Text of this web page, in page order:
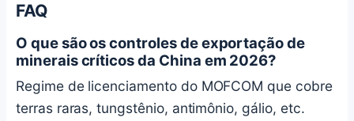
FAQ
O que são os controles de exportação de
minerais críticos da China em 2026?
Regime de licenciamento do MOFCOM que cobre
terras raras, tungstênio, antimônio, gálio, etc.